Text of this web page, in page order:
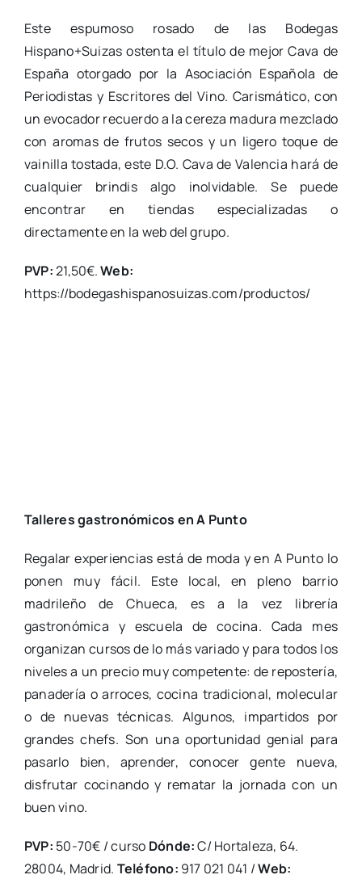
Este espumoso rosado de las Bodegas
Hispano+Suizas ostenta el título de mejor Cava de
España otorgado por la Asociación Española de
Periodistas y Escritores del Vino. Carismático, con
un evocador recuerdo a la cereza madura mezclado
con aromas de frutos secos y un ligero toque de
vainilla tostada, este D.O. Cava de Valencia hará de
cualquier brindis algo inolvidable. Se puede
encontrar en tiendas especializadas o
directamente en la web del grupo.
PVP:21,50€.Web:
https://bodegashispanosuizas.com/productos/
Talleres gastronómicos en A Punto
Regalar experiencias está de moda y en A Punto lo
ponen muy fácil. Este local, en pleno barrio
madrileño de Chueca, es a la vez librería
gastronómica y escuela de cocina. Cada mes
organizan cursos de lo más variado y para todos los
niveles a un precio muy competente: de repostería,
panadería o arroces, cocina tradicional, molecular
o de nuevas técnicas. Algunos, impartidos por
grandes chefs. Son una oportunidad genial para
pasarlo bien, aprender, conocer gente nueva,
disfrutar cocinando y rematar la jornada con un
buen vino.
PVP: 50-70€ / curso Dónde:C/ Hortaleza, 64.
28004, Madrid. Teléfono: 917 021 041 /Web: